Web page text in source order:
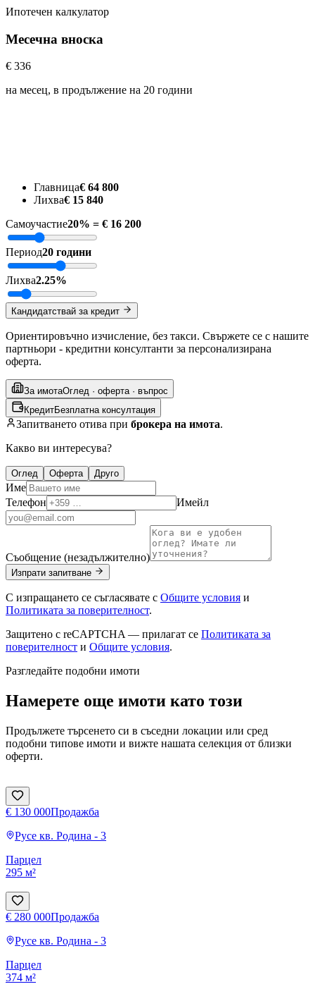
Ипотечен калкулатор
Месечна вноска
€ 336
на месец, в продължение на 20 години
Главница€ 64 800
Лихва€ 15 840
Самоучастие20% = € 16 200
Период20 години
Лихва2.25%
Кандидатствай за кредит
Ориентировъчно изчисление, без такси. Свържете се с нашите
партньори - кредитни консултанти за персонализирана
оферта.
За имотаОглед · оферта · въпрос
КредитБезплатна консултация
Запитването отива при брокера на имота.
Какво ви интересува?
Оглед Оферта Друго
Име
Телефон
Имейл
Съобщение (незадължително)
Изпрати запитване
С изпращането се съгласявате с Общите условия и
Политиката за поверителност.
Защитено с reCAPTCHA — прилагат се Политиката за
поверителност и Общите условия.
Разгледайте подобни имоти
Намерете още имоти като този
Продължете търсенето си в съседни локации или сред
подобни типове имоти и вижте нашата селекция от близки
оферти.
€ 130 000Продажба
Русе кв. Родина - 3
Парцел
295 м²
€ 280 000Продажба
Русе кв. Родина - 3
Парцел
374 м²